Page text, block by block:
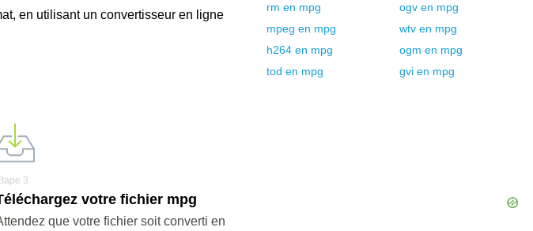
en utilisant un convertisseur en ligne
3
votre fichier mpg
que votre fichier soit converti en
rm en mpg ogv en mpg
mpeg en mpg wtv en mpg
h264 en mpg ogm en mpg
tod en mpg gvi en mpg